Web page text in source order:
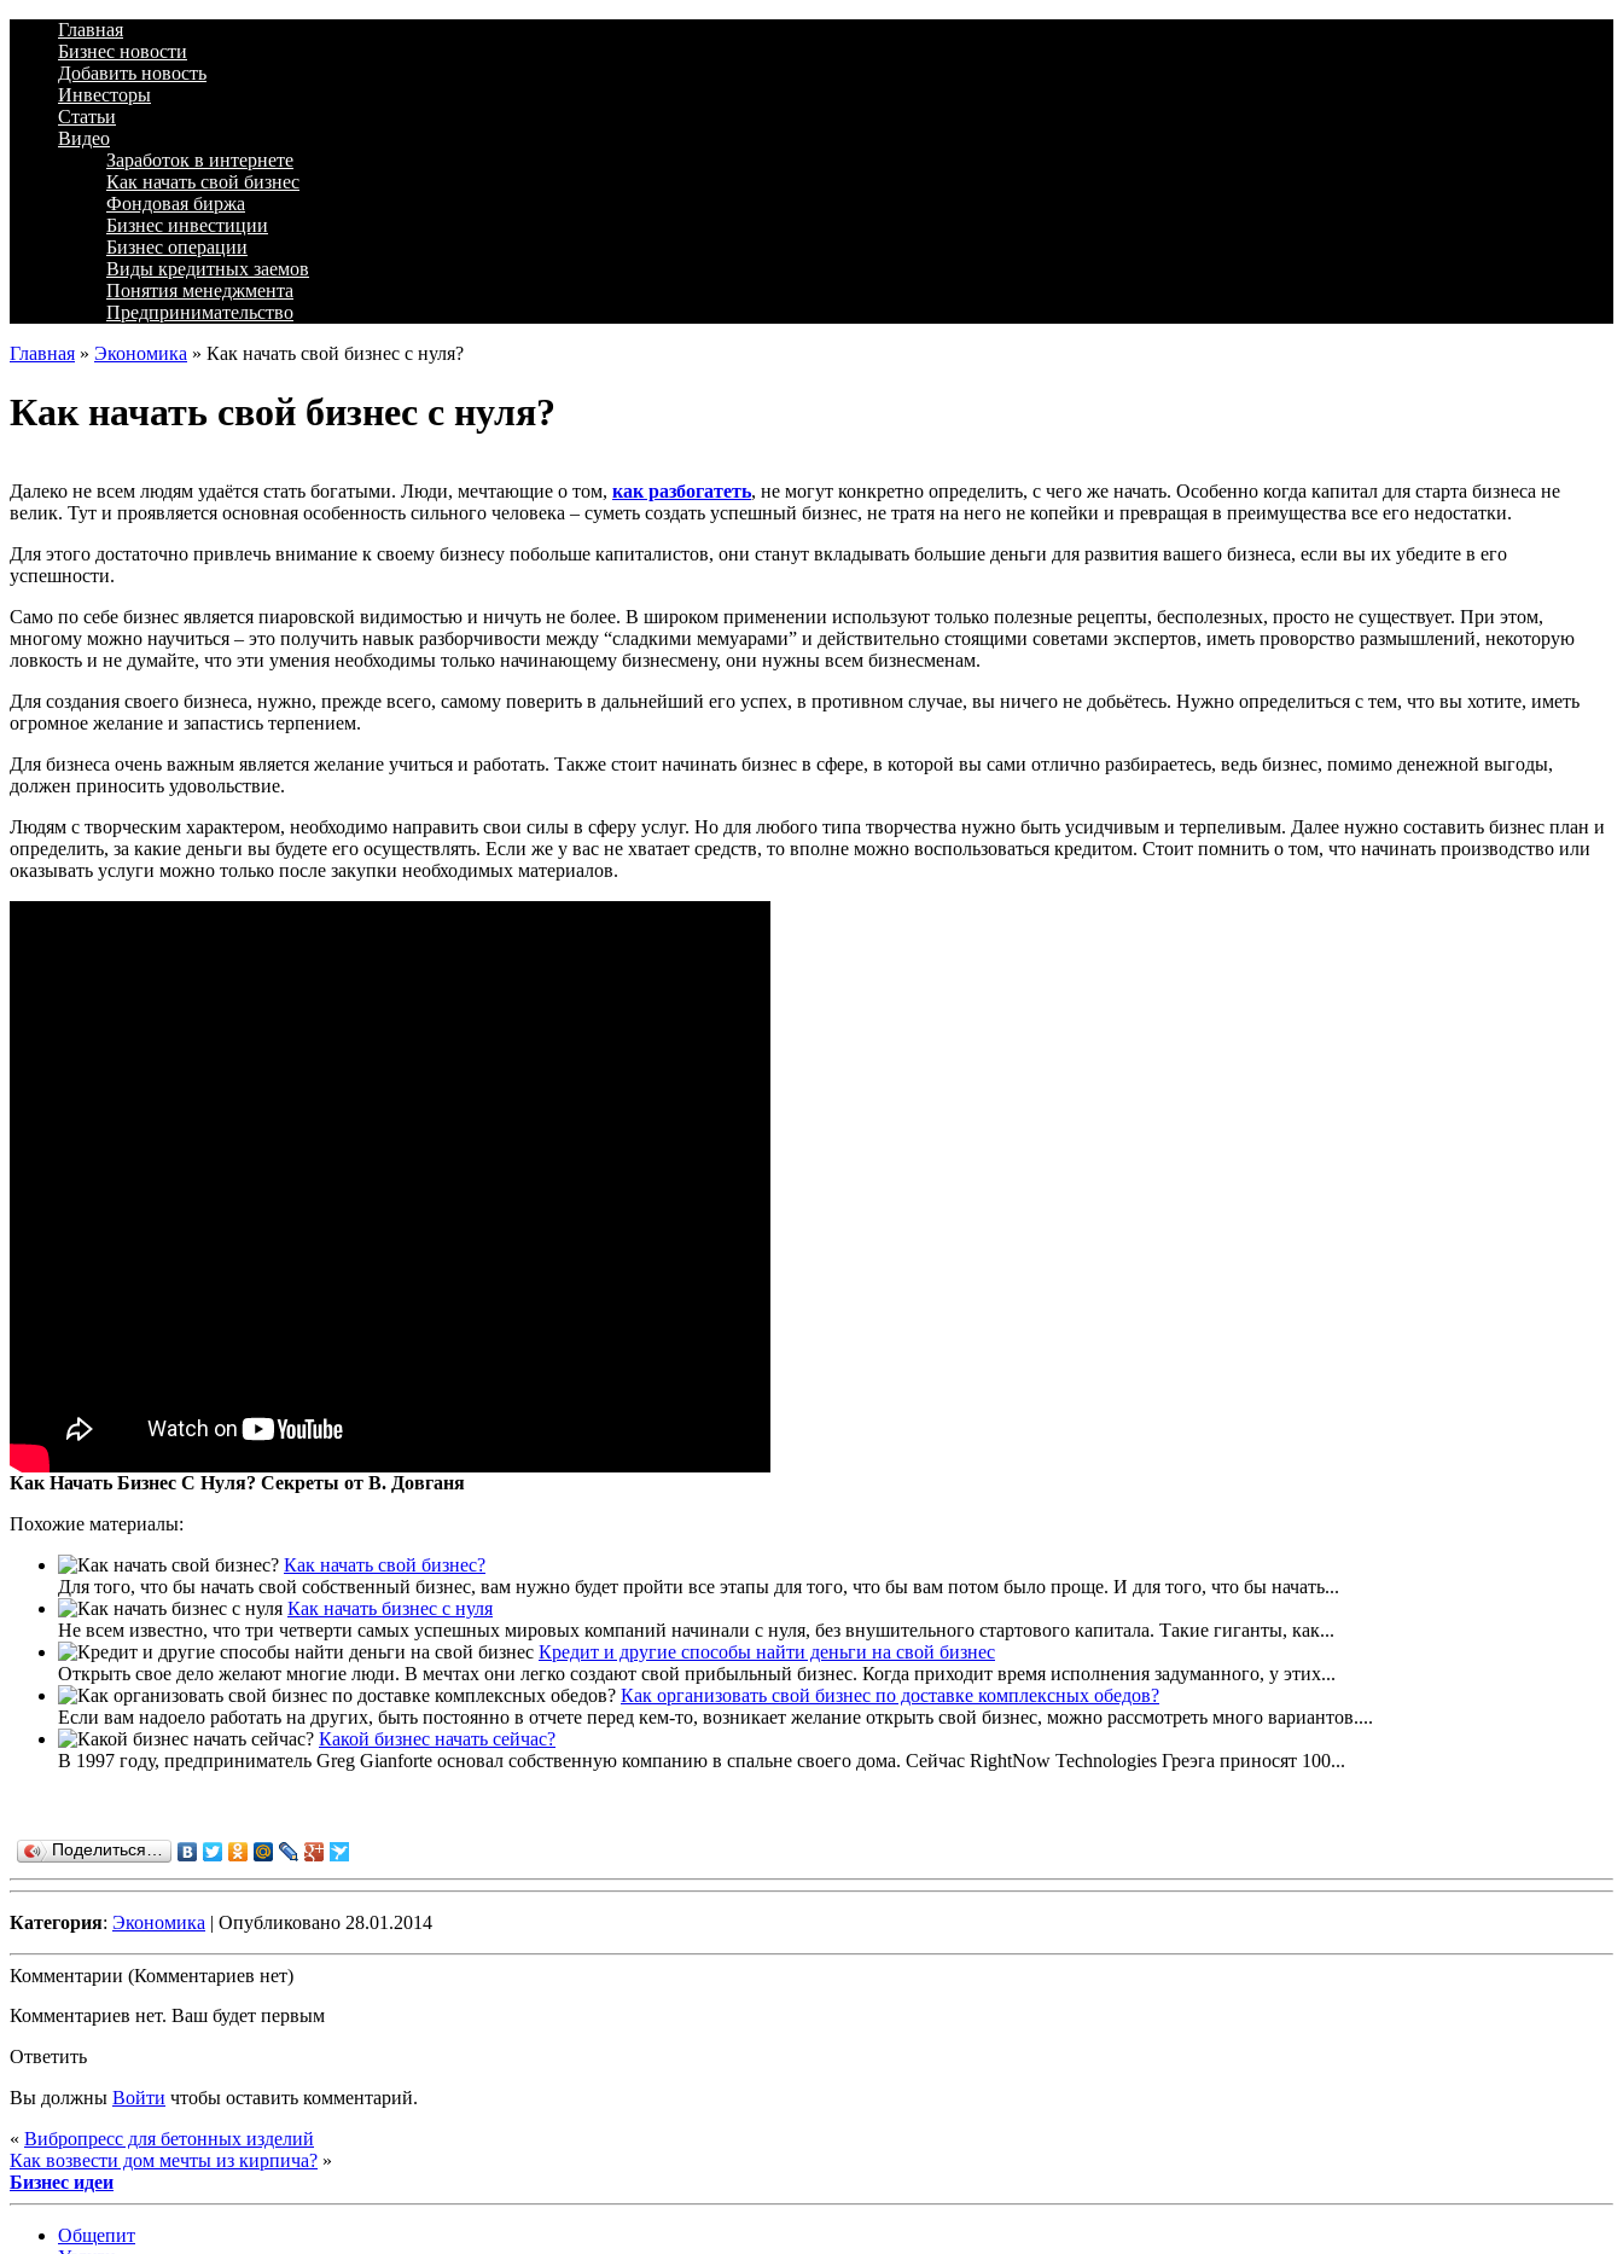
Главная
Бизнес новости
Добавить новость
Инвесторы
Статьи
Видео
Заработок в интернете
Как начать свой бизнес
Фондовая биржа
Бизнес инвестиции
Бизнес операции
Виды кредитных заемов
Понятия менеджмента
Предпринимательство
Главная » Экономика » Как начать свой бизнес с нуля?
Как начать свой бизнес с нуля?
Далеко не всем людям удаётся стать богатыми. Люди, мечтающие о том, как разбогатеть, не могут конкретно определить, с чего же начать. Особенно когда капитал для старта бизнеса не
велик. Тут и проявляется основная особенность сильного человека – суметь создать успешный бизнес, не тратя на него не копейки и превращая в преимущества все его недостатки.
Для этого достаточно привлечь внимание к своему бизнесу побольше капиталистов, они станут вкладывать большие деньги для развития вашего бизнеса, если вы их убедите в его
успешности.
Само по себе бизнес является пиаровской видимостью и ничуть не более. В широком применении используют только полезные рецепты, бесполезных, просто не существует. При этом,
многому можно научиться – это получить навык разборчивости между “сладкими мемуарами” и действительно стоящими советами экспертов, иметь проворство размышлений, некоторую
ловкость и не думайте, что эти умения необходимы только начинающему бизнесмену, они нужны всем бизнесменам.
Для создания своего бизнеса, нужно, прежде всего, самому поверить в дальнейший его успех, в противном случае, вы ничего не добьётесь. Нужно определиться с тем, что вы хотите, иметь
огромное желание и запастись терпением.
Для бизнеса очень важным является желание учиться и работать. Также стоит начинать бизнес в сфере, в которой вы сами отлично разбираетесь, ведь бизнес, помимо денежной выгоды,
должен приносить удовольствие.
Людям с творческим характером, необходимо направить свои силы в сферу услуг. Но для любого типа творчества нужно быть усидчивым и терпеливым. Далее нужно составить бизнес план и
определить, за какие деньги вы будете его осуществлять. Если же у вас не хватает средств, то вполне можно воспользоваться кредитом. Стоит помнить о том, что начинать производство или
оказывать услуги можно только после закупки необходимых материалов.
Как Начать Бизнес С Нуля? Секреты от В. Довганя
Похожие материалы:
Как начать свой бизнес?
Для того, что бы начать свой собственный бизнес, вам нужно будет пройти все этапы для того, что бы вам потом было проще. И для того, что бы начать...
Как начать бизнес с нуля
Не всем известно, что три четверти самых успешных мировых компаний начинали с нуля, без внушительного стартового капитала. Такие гиганты, как...
Кредит и другие способы найти деньги на свой бизнес
Открыть свое дело желают многие люди. В мечтах они легко создают свой прибыльный бизнес. Когда приходит время исполнения задуманного, у этих...
Как организовать свой бизнес по доставке комплексных обедов?
Если вам надоело работать на других, быть постоянно в отчете перед кем-то, возникает желание открыть свой бизнес, можно рассмотреть много вариантов....
Какой бизнес начать сейчас?
В 1997 году, предприниматель Greg Gianforte основал собственную компанию в спальне своего дома. Сейчас RightNow Technologies Греэга приносят 100...
Поделиться…
Категория: Экономика | Опубликовано 28.01.2014
Комментарии (Комментариев нет)
Комментариев нет. Ваш будет первым
Ответить
Вы должны Войти чтобы оставить комментарий.
« Вибропресс для бетонных изделий
Как возвести дом мечты из кирпича? »
Бизнес идеи
Общепит